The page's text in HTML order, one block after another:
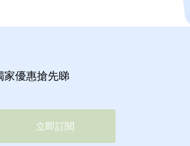
優惠搶先睇